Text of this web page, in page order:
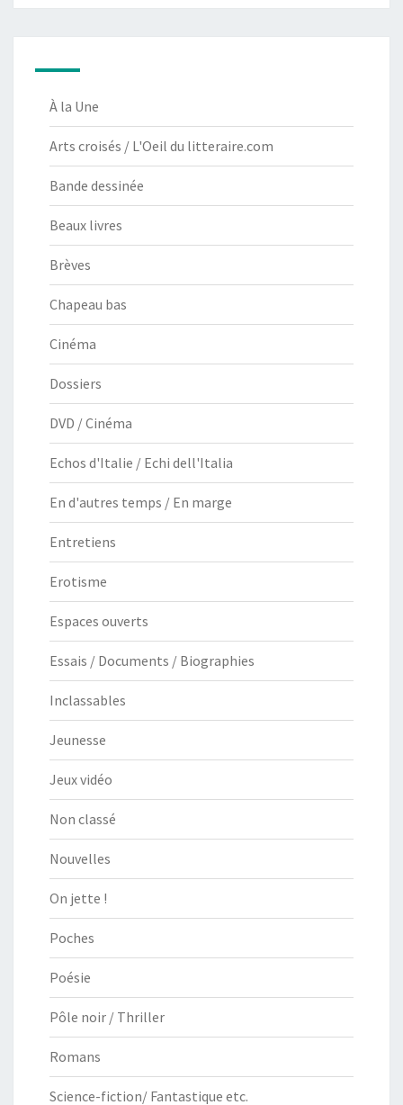
À la Une
Arts croisés / L'Oeil du litteraire.com
Bande dessinée
Beaux livres
Brèves
Chapeau bas
Cinéma
Dossiers
DVD / Cinéma
Echos d'Italie / Echi dell'Italia
En d'autres temps / En marge
Entretiens
Erotisme
Espaces ouverts
Essais / Documents / Biographies
Inclassables
Jeunesse
Jeux vidéo
Non classé
Nouvelles
On jette !
Poches
Poésie
Pôle noir / Thriller
Romans
Science-fiction/ Fantastique etc.